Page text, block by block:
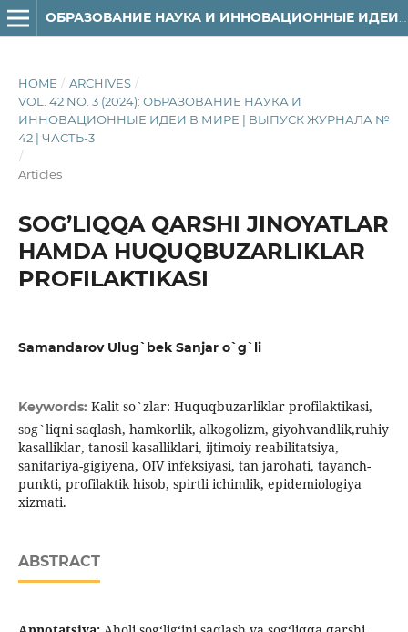
HOME / ARCHIVES /
VOL. 42 NO. 3 (2024): ОБРАЗОВАНИЕ НАУКА И
ИННОВАЦИОННЫЕ ИДЕИ В МИРЕ | ВЫПУСК ЖУРНАЛА №
42 | ЧАСТЬ-3
/
Articles
SOG’LIQQA QARSHI JINOYATLAR
HAMDA HUQUQBUZARLIKLAR
PROFILAKTIKASI
Samandarov Ulug`bek Sanjar o`g`li
Keywords: Kalit so`zlar: Huquqbuzarliklar profilaktikasi,
sog`liqni saqlash, hamkorlik, alkogolizm, giyohvandlik,ruhiy
kasalliklar, tanosil kasalliklari, ijtimoiy reabilitatsiya,
sanitariya-gigiyena, OIV infeksiyasi, tan jarohati, tayanch-
punkti, profilaktik hisob, spirtli ichimlik, epidemiologiya
xizmati.
ABSTRACT